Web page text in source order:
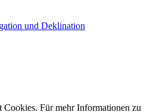
und Deklination
Cookies. Für mehr Informationen zu